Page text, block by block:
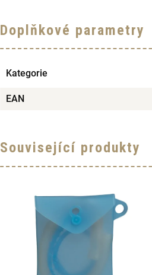
Doplňkové parametry
Kategorie
EAN
Související produkty